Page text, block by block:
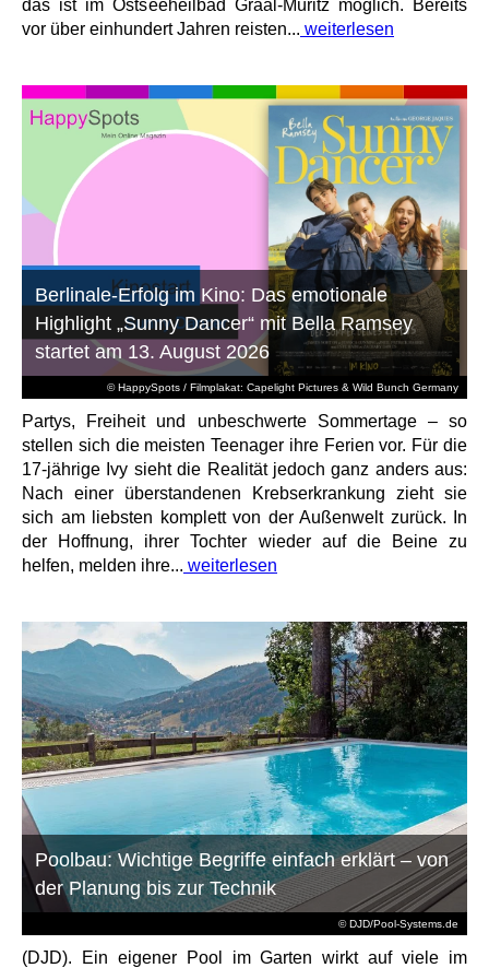
das ist im Ostseeheilbad Graal-Müritz möglich. Bereits
vor über einhundert Jahren reisten... weiterlesen
© HappySpots / Filmplakat: Capelight Pictures & Wild Bunch Germany
Berlinale-Erfolg im Kino: Das emotionale
Highlight „Sunny Dancer“ mit Bella Ramsey
startet am 13. August 2026
Partys, Freiheit und unbeschwerte Sommertage – so
stellen sich die meisten Teenager ihre Ferien vor. Für die
17-jährige Ivy sieht die Realität jedoch ganz anders aus:
Nach einer überstandenen Krebserkrankung zieht sie
sich am liebsten komplett von der Außenwelt zurück. In
der Hoffnung, ihrer Tochter wieder auf die Beine zu
helfen, melden ihre... weiterlesen
© DJD/Pool-Systems.de
Poolbau: Wichtige Begriffe einfach erklärt – von
der Planung bis zur Technik
(DJD). Ein eigener Pool im Garten wirkt auf viele im